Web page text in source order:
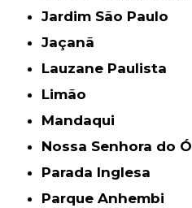
Jardim São Paulo
Jaçanã
Lauzane Paulista
Limão
Mandaqui
Nossa Senhora do Ó
Parada Inglesa
Parque Anhembi